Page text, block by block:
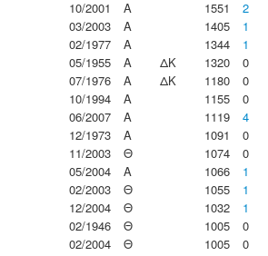
10/2001 Α 1551 2
03/2003 Α 1405 1
02/1977 Α 1344 1
05/1955 Α ΔΚ 1320
0
07/1976 Α ΔΚ 1180
0
10/1994 Α 1155
0
06/2007 Α 1119 4
12/1973 Α 1091
0
11/2003 Θ 1074
0
05/2004 Α 1066 1
02/2003 Θ 1055
1
12/2004 Θ 1032 1
02/1946 Θ 1005
0
02/2004 Θ 1005
0